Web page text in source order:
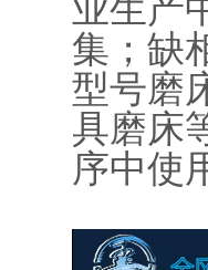
业生产
集；缺
型号磨
具磨床
序中使